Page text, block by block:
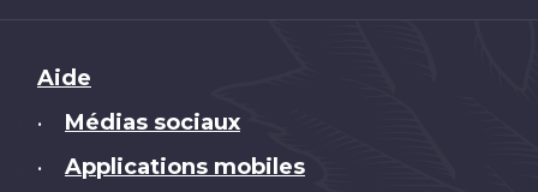
Brand
Aide
• Médias sociaux
• Applications mobiles